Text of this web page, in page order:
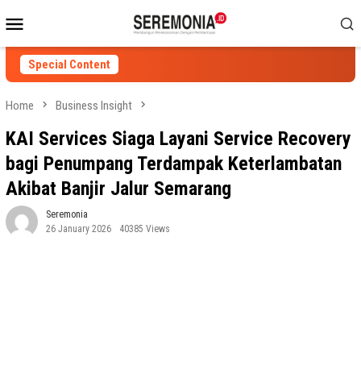
to
contentMenu
Special Content
Home Business Insight
KAI Services Siaga Layani Service Recovery
bagi Penumpang Terdampak Keterlambatan
Akibat Banjir Jalur Semarang
Seremonia
26 January 2026
40385 Views